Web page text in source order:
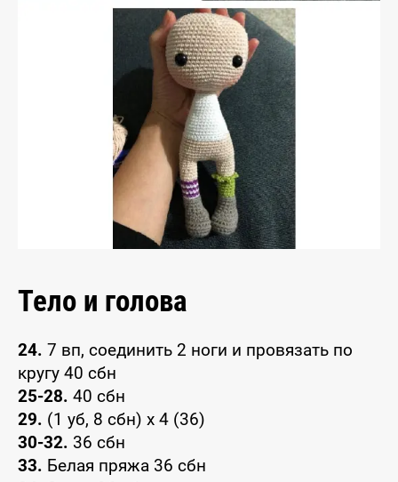
Тело и голова
24. 7 вп, соединить 2 ноги и провязать по
кругу 40 сбн
25-28. 40 сбн
29. (1 уб, 8 сбн) x 4 (36)
30-32. 36 сбн
33. Белая пряжа 36 сбн